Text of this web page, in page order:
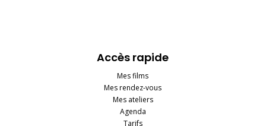
Accès rapide
Mes films
Mes rendez-vous
Mes ateliers
Agenda
Tarifs